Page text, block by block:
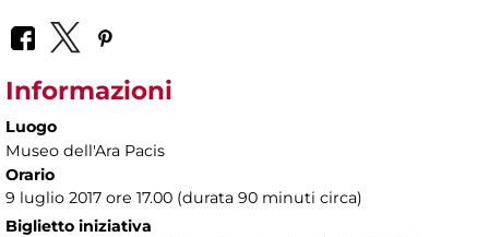
Informazioni
Luogo
Museo dell'Ara Pacis
Orario
9 luglio 2017 ore 17.00 (durata 90 minuti circa)
Biglietto iniziativa